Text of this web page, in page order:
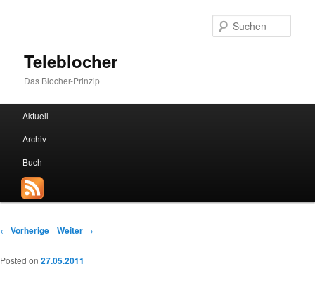
Teleblocher
Das Blocher-Prinzip
HauptmenüZum Inhalt wechseln
Zum sekundären Inhalt wechseln
Aktuell
Archiv
Buch
Beitrags-Navigation
← Vorherige Weiter →
Posted on 27.05.2011